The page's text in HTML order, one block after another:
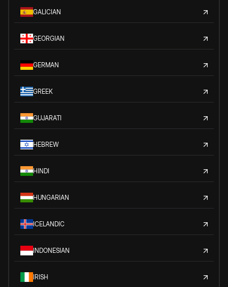
GALICIAN
GEORGIAN
GERMAN
GREEK
GUJARATI
HEBREW
HINDI
HUNGARIAN
ICELANDIC
INDONESIAN
IRISH